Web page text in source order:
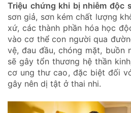
Triệu chứng khi bị nhiễm độc
sơn giả, sơn kém chất lượng
xứ, các thành phần hóa học
vào cơ thể con người qua
vệ, đau đầu, chóng mặt, buồn
sẽ gây tổn thương hệ thần
cơ ung thư cao, đặc biệt đối
gây nên dị tật ở thai nhi.